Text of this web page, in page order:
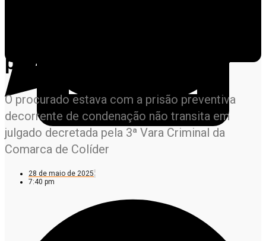
preso em Colíder
O procurado estava com a prisão preventiva
decorrente de condenação não transita em
julgado decretada pela 3ª Vara Criminal da
Comarca de Colíder
28 de maio de 2025
7:40 pm